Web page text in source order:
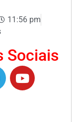
11:56 pm
Sociais